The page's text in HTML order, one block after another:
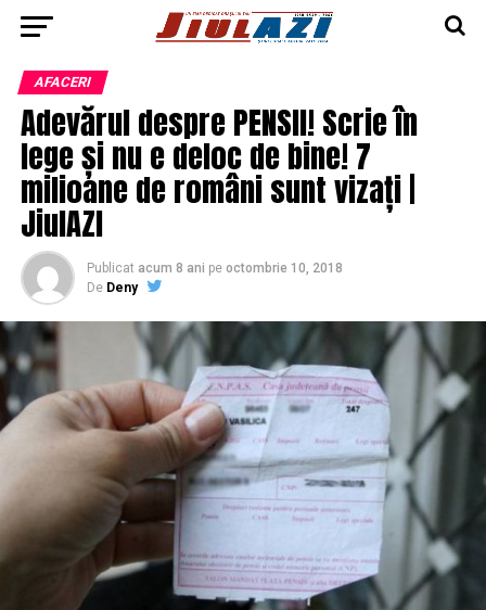
AFACERI
Adevărul despre PENSII! Scrie în
lege și nu e deloc de bine! 7
milioane de români sunt vizați |
JiulAZI
Publicat acum 8 ani pe octombrie 10, 2018
De Deny